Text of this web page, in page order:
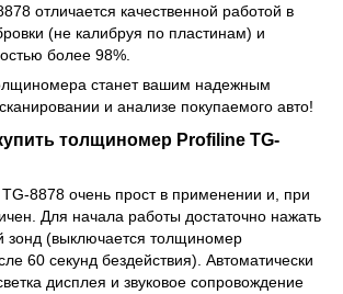
отличается качественной работой в
(не калибруя по пластинам) и
более 98%.
станет вашим надежным
и анализе покупаемого авто!
толщиномер Profiline TG-
8878 очень прост в применении и, при
Для начала работы достаточно нажать
зонд (выключается толщиномер
60 секунд бездействия). Автоматически
дисплея и звуковое сопровождение